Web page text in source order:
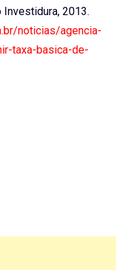
2013.
noticias/agencia-
taxa-basica-de-